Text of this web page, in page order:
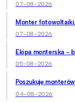
07-08-2026
Monter
07-08-2026
Ekipa monterska -
05-08-2026
Poszukuję
04-08-2026